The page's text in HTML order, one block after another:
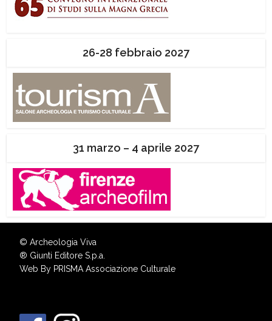
26-28 febbraio 2027
31 marzo – 4 aprile 2027
© Archeologia Viva
® Giunti Editore S.p.a.
Web By PRISMA Associazione Culturale